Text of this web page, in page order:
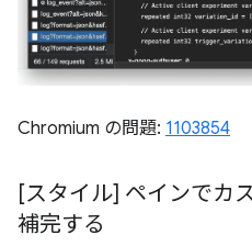
Chromium の問題: 1103854
[スタイル] ペインでカ
補完する